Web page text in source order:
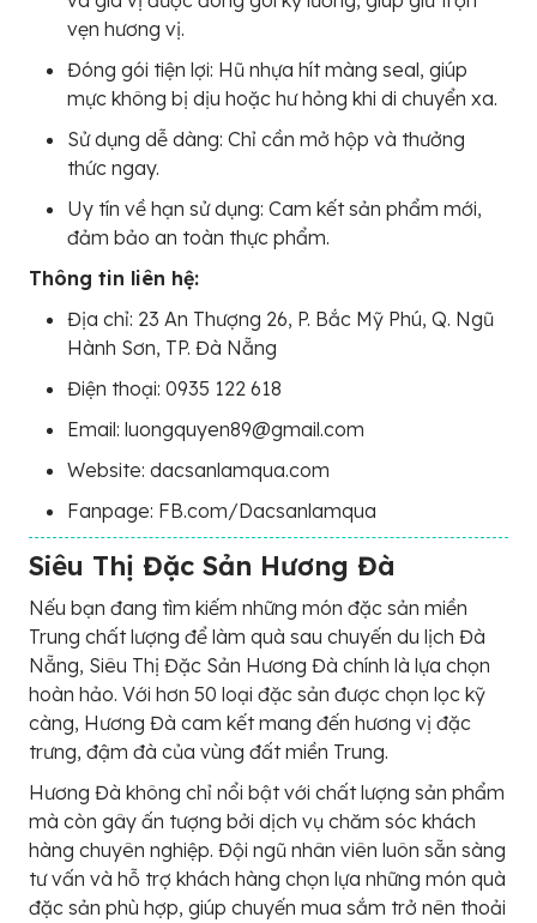
vẹn hương vị.
Đóng gói tiện lợi: Hũ nhựa hít màng seal, giúp
mực không bị dịu hoặc hư hỏng khi di chuyển xa.
Sử dụng dễ dàng: Chỉ cần mở hộp và thưởng
thức ngay.
Uy tín về hạn sử dụng: Cam kết sản phẩm mới,
đảm bảo an toàn thực phẩm.
Thông tin liên hệ:
Địa chỉ: 23 An Thượng 26, P. Bắc Mỹ Phú, Q. Ngũ
Hành Sơn, TP. Đà Nẵng
Điện thoại: 0935 122 618
Email: luongquyen89@gmail.com
Website: dacsanlamqua.com
Fanpage: FB.com/Dacsanlamqua
Siêu Thị Đặc Sản Hương Đà
Nếu bạn đang tìm kiếm những món đặc sản miền
Trung chất lượng để làm quà sau chuyến du lịch Đà
Nẵng, Siêu Thị Đặc Sản Hương Đà chính là lựa chọn
hoàn hảo. Với hơn 50 loại đặc sản được chọn lọc kỹ
càng, Hương Đà cam kết mang đến hương vị đặc
trưng, đậm đà của vùng đất miền Trung.
Hương Đà không chỉ nổi bật với chất lượng sản phẩm
mà còn gây ấn tượng bởi dịch vụ chăm sóc khách
hàng chuyên nghiệp. Đội ngũ nhân viên luôn sẵn sàng
tư vấn và hỗ trợ khách hàng chọn lựa những món quà
đặc sản phù hợp, giúp chuyến mua sắm trở nên thoải